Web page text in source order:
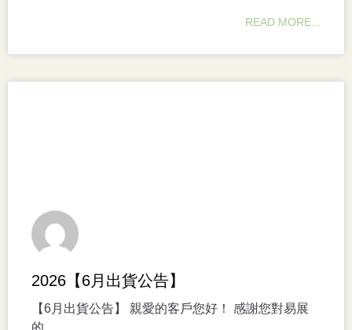
READ MORE...
2026【6月出貨公告】
【6月出貨公告】 親愛的客戶您好！ 感謝您對易展
的